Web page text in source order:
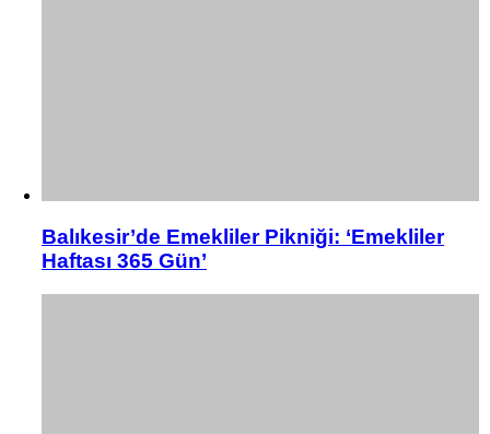
Balıkesir’de Emekliler Pikniği: ‘Emekliler
Haftası 365 Gün’